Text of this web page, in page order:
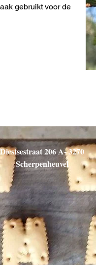
gebruikt voor de
Diestsestraat 206 A- 3270
Scherpenheuvel